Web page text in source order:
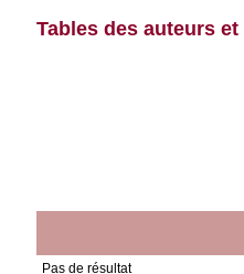
Tables des auteurs
Pas de résultat